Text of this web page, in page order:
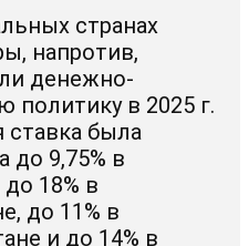
странах
напротив,
денежно-
политику в 2025 г.
ставка была
до 9,75% в
до 18% в
до 11% в
и до 14% в